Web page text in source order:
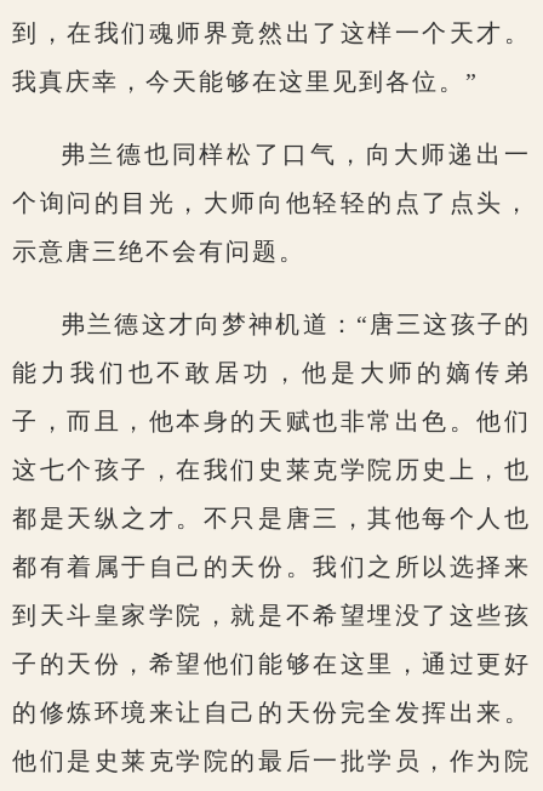
到，在我们魂师界竟然出了这样一个天才。
我真庆幸，今天能够在这里见到各位。”
弗兰德也同样松了口气，向大师递出一
个询问的目光，大师向他轻轻的点了点头，
示意唐三绝不会有问题。
弗兰德这才向梦神机道：“唐三这孩子的
能力我们也不敢居功，他是大师的嫡传弟
子，而且，他本身的天赋也非常出色。他们
这七个孩子，在我们史莱克学院历史上，也
都是天纵之才。不只是唐三，其他每个人也
都有着属于自己的天份。我们之所以选择来
到天斗皇家学院，就是不希望埋没了这些孩
子的天份，希望他们能够在这里，通过更好
的修炼环境来让自己的天份完全发挥出来。
他们是史莱克学院的最后一批学员，作为院